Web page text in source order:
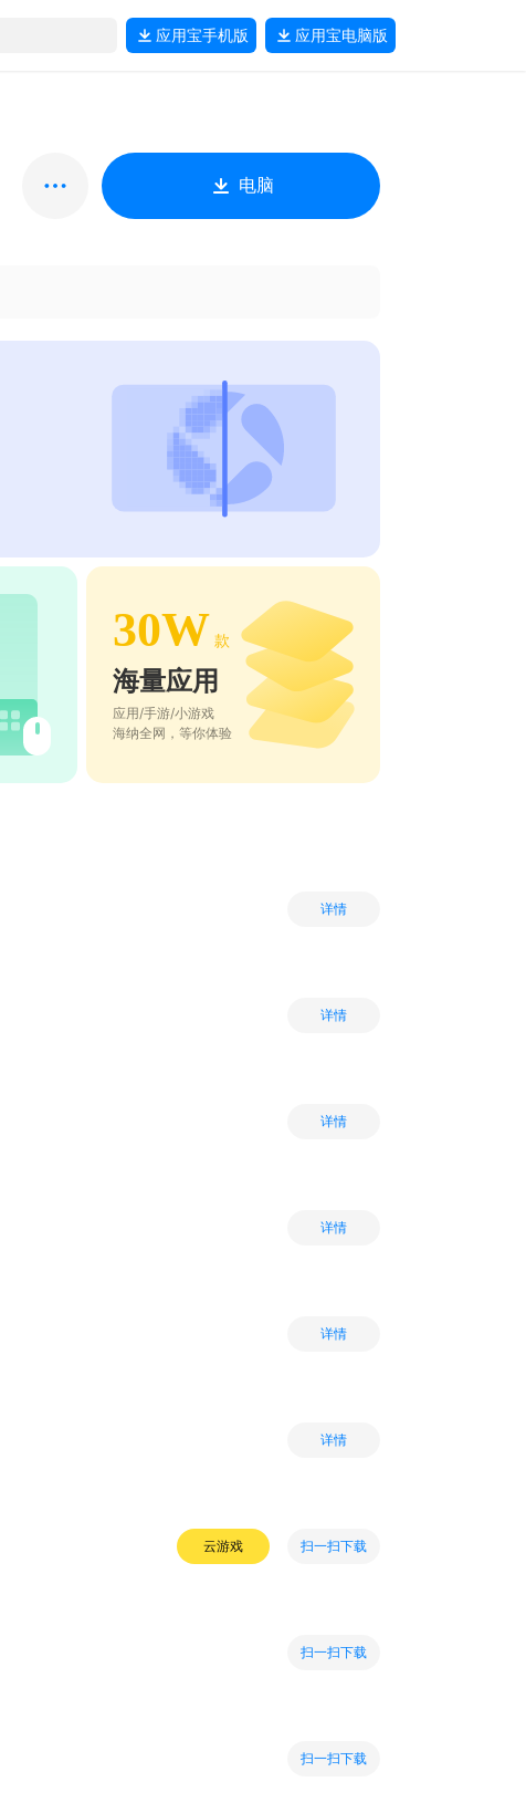
应用宝手机版 应用宝电脑版
电脑
30W 款
海量应用
应用/手游/小游戏
海纳全网，等你体验
详情
详情
详情
详情
详情
详情
云游戏 扫一扫下载
扫一扫下载
扫一扫下载